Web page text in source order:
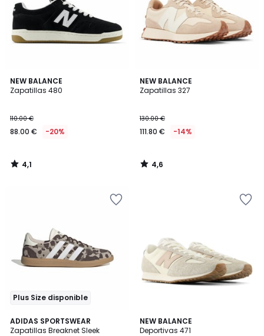
NEW BALANCE
Zapatillas 480
110.00 €
88.00 € -20%
4,1
/ 5
4,1
/
NEW BALANCE
Zapatillas 327
130.00 €
111.80 € -14%
4,6
/ 5
4,6
/
Plus Size disponible
ADIDAS SPORTSWEAR
Zapatillas Breaknet Sleek
4,8
/ 5
NEW BALANCE
Deportivas 471
4,2
/ 5